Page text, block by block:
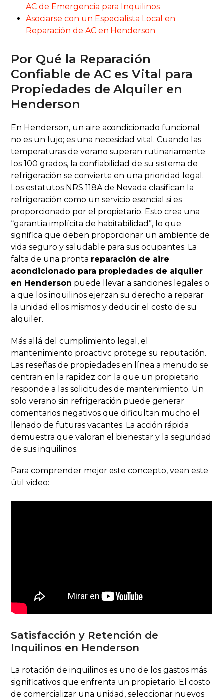
AC de Emergencia para Inquilinos
Asociarse con un Especialista Local en
Reparación de AC en Henderson
Por Qué la Reparación
Confiable de AC es Vital para
Propiedades de Alquiler en
Henderson
En Henderson, un aire acondicionado funcional
no es un lujo; es una necesidad vital. Cuando las
temperaturas de verano superan rutinariamente
los 100 grados, la confiabilidad de su sistema de
refrigeración se convierte en una prioridad legal.
Los estatutos NRS 118A de Nevada clasifican la
refrigeración como un servicio esencial si es
proporcionado por el propietario. Esto crea una
“garantía implícita de habitabilidad”, lo que
significa que deben proporcionar un ambiente de
vida seguro y saludable para sus ocupantes. La
falta de una pronta reparación de aire
acondicionado para propiedades de alquiler
en Henderson puede llevar a sanciones legales o
a que los inquilinos ejerzan su derecho a reparar
la unidad ellos mismos y deducir el costo de su
alquiler.
Más allá del cumplimiento legal, el
mantenimiento proactivo protege su reputación.
Las reseñas de propiedades en línea a menudo se
centran en la rapidez con la que un propietario
responde a las solicitudes de mantenimiento. Un
solo verano sin refrigeración puede generar
comentarios negativos que dificultan mucho el
llenado de futuras vacantes. La acción rápida
demuestra que valoran el bienestar y la seguridad
de sus inquilinos.
Para comprender mejor este concepto, vean este
útil video:
Satisfacción y Retención de
Inquilinos en Henderson
La rotación de inquilinos es uno de los gastos más
significativos que enfrenta un propietario. El costo
de comercializar una unidad, seleccionar nuevos